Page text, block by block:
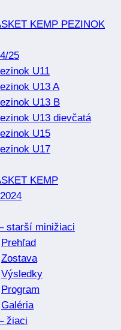
KEMP PEZINOK
25
U11
U13 A
U13 B
U13 dievčatá
U15
U17
KEMP
starší minižiaci
Prehľad
Zostava
Výsledky
Program
Galéria
žiaci